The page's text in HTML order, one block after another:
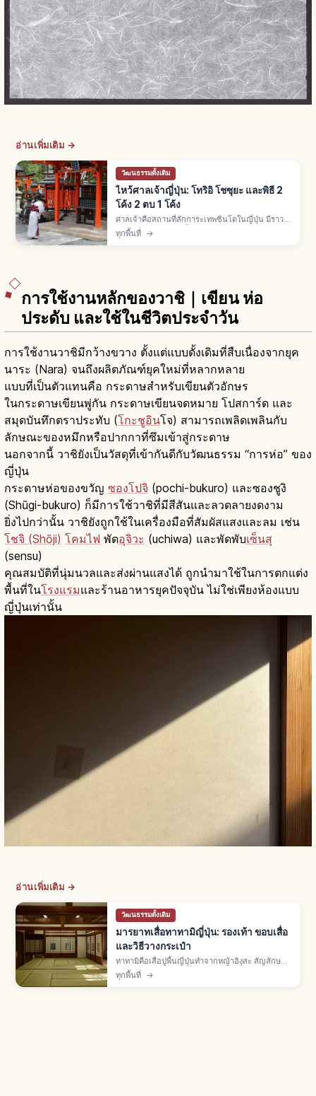
อ่านเพิ่มเติม →
วัฒนธรรมดั้งเดิม
ไหว้ศาลเจ้าญี่ปุ่น: โทริอิ โชซุยะ และพิธี 2
โค้ง 2 ตบ 1 โค้ง
ศาลเจ้าคือสถานที่สักการะเทพชินโตในญี่ปุ่น มีราว
80,000 แห่ง พิธี 3 ขั้น: ลอดโทริอิ ล้างมือโชซุยะ
สักการะไฮเด็นด้วย 2 โค้ง 2 ตบมือ 1 โค้ง โอมาโมริ
ทุกพื้นที่ →
การใช้งานหลักของวาชิ｜เขียน ห่อ
ประดับ และใช้ในชีวิตประจำวัน
การใช้งานวาชิมีกว้างขวาง ตั้งแต่แบบดั้งเดิมที่สืบเนื่องจากยุค
นาระ (Nara) จนถึงผลิตภัณฑ์ยุคใหม่ที่หลากหลาย
แบบที่เป็นตัวแทนคือ กระดาษสำหรับเขียนตัวอักษร
ในกระดาษเขียนพู่กัน กระดาษเขียนจดหมาย โปสการ์ด และ
สมุดบันทึกตราประทับ (โกะชูอินโจ) สามารถเพลิดเพลินกับ
ลักษณะของหมึกหรือปากกาที่ซึมเข้าสู่กระดาษ
นอกจากนี้ วาชิยังเป็นวัสดุที่เข้ากันดีกับวัฒนธรรม “การห่อ” ของ
ญี่ปุ่น
กระดาษห่อของขวัญ ซองโปจิ (pochi-bukuro) และซองชูงิ
(Shūgi-bukuro) ก็มีการใช้วาชิที่มีสีสันและลวดลายงดงาม
ยิ่งไปกว่านั้น วาชิยังถูกใช้ในเครื่องมือที่สัมผัสแสงและลม เช่น
โชจิ (Shōji) โคมไฟ พัดอุจิวะ (uchiwa) และพัดพับเซ็นสุ
(sensu)
คุณสมบัติที่นุ่มนวลและส่งผ่านแสงได้ ถูกนำมาใช้ในการตกแต่ง
พื้นที่ในโรงแรมและร้านอาหารยุคปัจจุบัน ไม่ใช่เพียงห้องแบบ
ญี่ปุ่นเท่านั้น
อ่านเพิ่มเติม →
วัฒนธรรมดั้งเดิม
มารยาทเสื่อทาทามิญี่ปุ่น: รองเท้า ขอบเสื่อ
และวิธีวางกระเป๋า
ทาทามิคือเสื่อปูพื้นญี่ปุ่นทำจากหญ้าอิงุสะ สัญลักษณ์
ห้องวาชิตสึ ปูเต็มห้องตั้งแต่ยุคมุโรมาจิ มารยาท: ถอด
รองเท้าก่อนเข้า ไม่เหยียบขอบทาทามิเบริ ยก
ทุกพื้นที่ →